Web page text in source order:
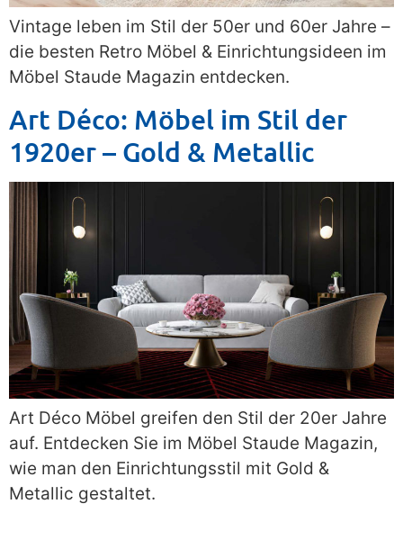
Vintage leben im Stil der 50er und 60er Jahre –
die besten Retro Möbel & Einrichtungsideen im
Möbel Staude Magazin entdecken.
Art Déco: Möbel im Stil der
1920er – Gold & Metallic
Art Déco Möbel greifen den Stil der 20er Jahre
auf. Entdecken Sie im Möbel Staude Magazin,
wie man den Einrichtungsstil mit Gold &
Metallic gestaltet.